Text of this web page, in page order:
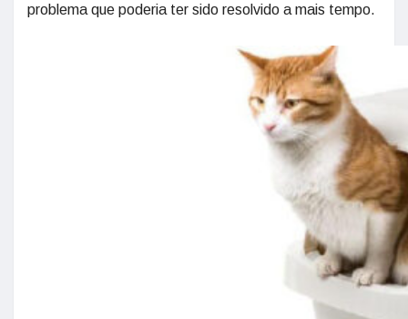
problema que poderia ter sido resolvido a mais tempo.